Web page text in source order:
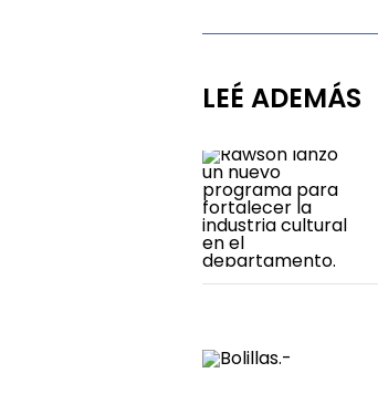
LEÉ ADEMÁS